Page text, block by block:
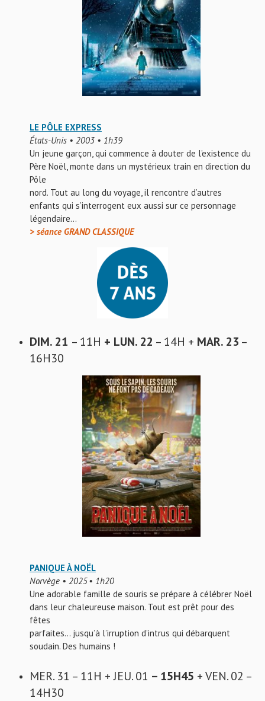
LE PÔLE EXPRESS
États-Unis • 2003 • 1h39
Un jeune garçon, qui commence à douter de l’existence du
Père Noël, monte dans un mystérieux train en direction du
Pôle
nord. Tout au long du voyage, il rencontre d’autres
enfants qui s’interrogent eux aussi sur ce personnage
légendaire…
> séance GRAND CLASSIQUE
DIM. 21 – 11H + LUN. 22 – 14H + MAR. 23 –
16H30
PANIQUE À NOËL
Norvège • 2025 • 1h20
Une adorable famille de souris se prépare à célébrer Noël
dans leur chaleureuse maison. Tout est prêt pour des
fêtes
parfaites… jusqu’à l’irruption d’intrus qui débarquent
soudain. Des humains !
MER. 31 – 11H + JEU. 01 – 15H45 + VEN. 02 –
14H30